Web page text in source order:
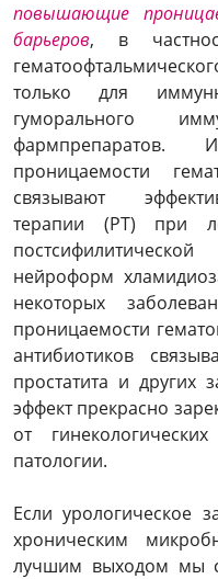
повышающие
барьеров, в
только для
гуморального
проницаемости
связывают
терапии (РТ) при
нейроформ
некоторых
проницаемости
антибиотиков
простатита и других
эффект прекрасно
от
патологии.
Если урологическое
хроническим
лучшим выходом мы